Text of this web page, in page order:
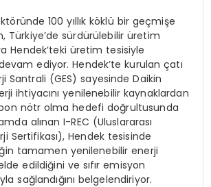
100 yıllık köklü bir geçmişe
Türkiye’de sürdürülebilir üretim
Hendek’teki üretim tesisiyle
ediyor. Hendek’te kurulan çatı
Santrali (GES) sayesinde Daikin
ihtiyacını yenilenebilir kaynaklardan
nötr olma hedefi doğrultusunda
alınan I-REC (Uluslararası
Sertifikası), Hendek tesisinde
tamamen yenilenebilir enerji
edildiğini ve sıfır emisyon
sağlandığını belgelendiriyor.